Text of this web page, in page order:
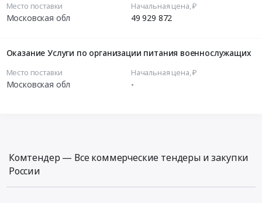
Место поставки
Московская обл
Начальная цена, ₽
49 929 872
Оказание Услуги по организации питания военнослужащих
Место поставки
Московская обл
Начальная цена, ₽
-
Комтендер — Все коммерческие тендеры и закупки
России